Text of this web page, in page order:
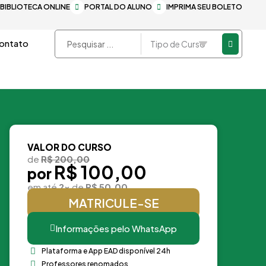
IMPRIMA SEU BOLETO
PORTAL DO ALUNO
BIBLIOTECA ONLINE
Pesquisar
...
VALOR DO CURSO
de R$ 200,00
por R$ 100,00
em até2xdeR$ 50,00
MATRICULE-SE
Informações pelo WhatsApp
Plataforma e App EAD disponível 24h
Professores renomados